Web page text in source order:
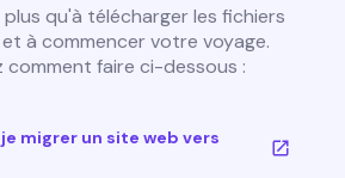
qu'à télécharger les fichiers
à commencer votre voyage.
comment faire ci-dessous :
migrer un site web vers